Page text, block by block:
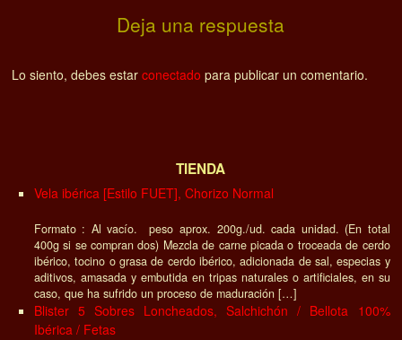
Deja una respuesta
Lo siento, debes estarconectado para publicar un comentario.
TIENDA
Vela ibérica [Estilo FUET], Chorizo Normal
Formato : Al vacío. peso aprox. 200g./ud. cada unidad. (En total
400g si se compran dos) Mezcla de carne picada o troceada de cerdo
ibérico, tocino o grasa de cerdo ibérico, adicionada de sal, especias y
aditivos, amasada y embutida en tripas naturales o artificiales, en su
caso, que ha sufrido un proceso de maduración […]
Blister 5 Sobres Loncheados, Salchichón / Bellota 100%
Ibérica / Fetas